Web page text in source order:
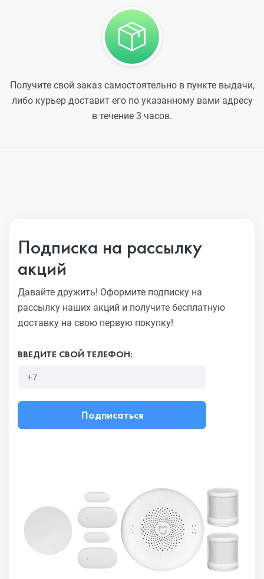
Получите свой заказ самостоятельно в пункте выдачи,
либо курьер доставит его по указанному вами адресу
в течение 3 часов.
Подписка на рассылку
акций
Давайте дружить! Оформите подписку на
рассылку наших акций и получите бесплатную
доставку на свою первую покупку!
ВВЕДИТЕ СВОЙ ТЕЛЕФОН:
Подписаться